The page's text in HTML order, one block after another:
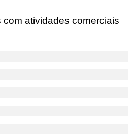
com atividades comerciais